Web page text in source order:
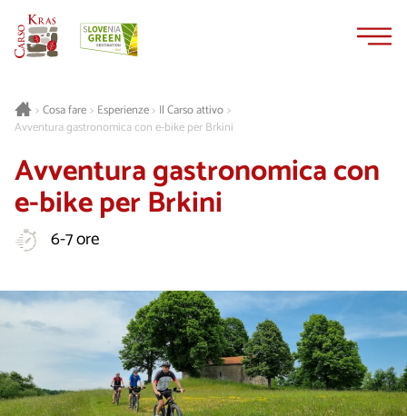
>Cosa fare> Esperienze> Il Carso attivo>
Avventura gastronomica con e-bike per Brkini
Avventura gastronomica con
e-bike per Brkini
6-7 ore